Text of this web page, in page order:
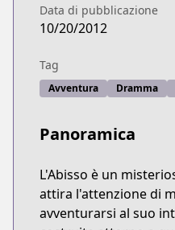
Data di pubblicazione
10/20/2012
Tag
Avventura Dramma
Panoramica
L'Abisso è un
attira l'attenzione di
avventurarsi al suo